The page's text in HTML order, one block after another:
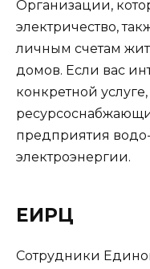
Организации,
электричество,
личным счетам
домов. Если вас
конкретной
предприятия
электроэнергии.
ЕИРЦ
Сотрудники